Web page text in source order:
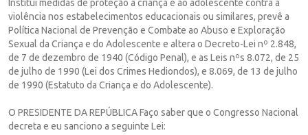
Institui medidas de proteção à criança e ao adolescente contra a
violência nos estabelecimentos educacionais ou similares, prevê a
Política Nacional de Prevenção e Combate ao Abuso e Exploração
Sexual da Criança e do Adolescente e altera o Decreto-Lei nº 2.848,
de 7 de dezembro de 1940 (Código Penal), e as Leis nºs 8.072, de 25
de julho de 1990 (Lei dos Crimes Hediondos), e 8.069, de 13 de julho
de 1990 (Estatuto da Criança e do Adolescente).
O PRESIDENTE DA REPÚBLICA Faço saber que o Congresso Nacional
decreta e eu sanciono a seguinte Lei: